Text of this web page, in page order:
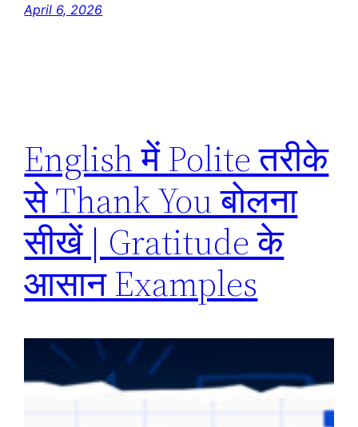
April 6, 2026
English में Polite तरीके
से Thank You बोलना
सीखें | Gratitude के
आसान Examples